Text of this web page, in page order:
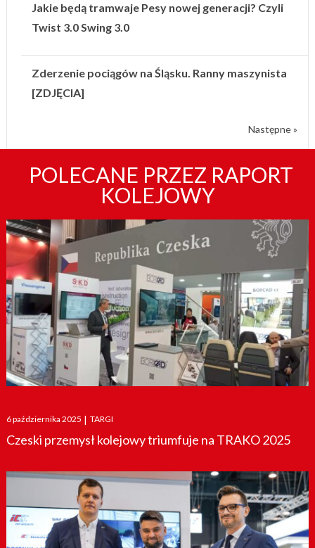
Jakie będą tramwaje Pesy nowej generacji? Czyli
Twist 3.0 Swing 3.0
Zderzenie pociągów na Śląsku. Ranny maszynista
[ZDJĘCIA]
Następne »
POLECANE PRZEZ RAPORT
KOLEJOWY
Posted
on
6 października 2025 | TARGI
Czeski przemysł kolejowy triumfuje na TRAKO 2025